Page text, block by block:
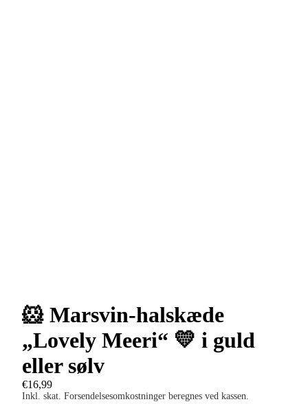
🐹 Marsvin-halskæde
„Lovely Meeri“ 💛 i guld
eller sølv
€16,99
Inkl. skat. Forsendelsesomkostninger beregnes ved kassen.